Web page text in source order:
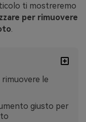
ti mostreremo
per rimuovere
rimuovere le
giusto per